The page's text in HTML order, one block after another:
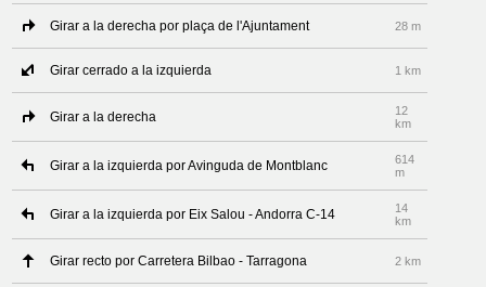
Girar a la derecha por plaça de l'Ajuntament 28 m
Girar cerrado a la izquierda 1 km
Girar a la derecha
12
km
Girar a la izquierda por Avinguda de Montblanc
614
m
Girar a la izquierda por Eix Salou - Andorra C-14
14
km
Girar recto por Carretera Bilbao - Tarragona 2 km